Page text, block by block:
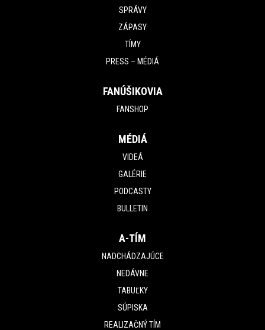
SPRÁVY
ZÁPASY
TÍMY
PRESS – MÉDIÁ
FANÚŠIKOVIA
FANSHOP
MÉDIÁ
VIDEÁ
GALÉRIE
PODCASTY
BULLETIN
A-TÍM
NADCHÁDZAJÚCE
NEDÁVNE
TABUĽKY
SÚPISKA
REALIZAČNÝ TÍM